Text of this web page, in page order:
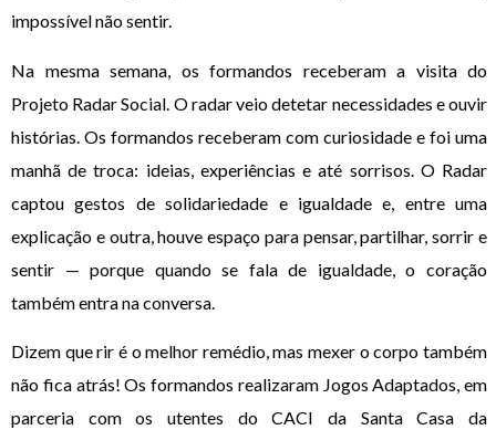
impossível não sentir.
Na mesma semana, os formandos receberam a visita do
Projeto Radar Social. O radar veio detetar necessidades e ouvir
histórias. Os formandos receberam com curiosidade e foi uma
manhã de troca: ideias, experiências e até sorrisos. O Radar
captou gestos de solidariedade e igualdade e, entre uma
explicação e outra, houve espaço para pensar, partilhar, sorrir e
sentir — porque quando se fala de igualdade, o coração
também entra na conversa.
Dizem que rir é o melhor remédio, mas mexer o corpo também
não fica atrás! Os formandos realizaram Jogos Adaptados, em
parceria com os utentes do CACI da Santa Casa da